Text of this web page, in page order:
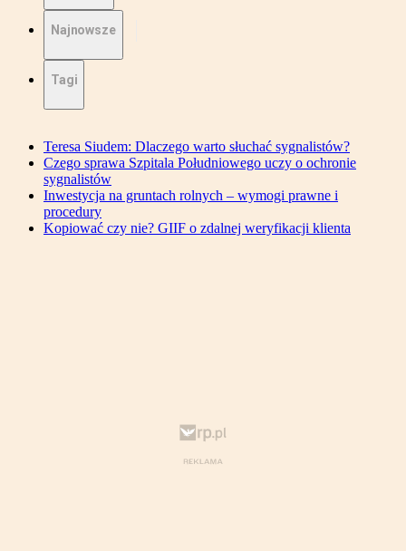
Najnowsze
Tagi
Teresa Siudem: Dlaczego warto słuchać sygnalistów?
Czego sprawa Szpitala Południowego uczy o ochronie
sygnalistów
Inwestycja na gruntach rolnych – wymogi prawne i
procedury
Kopiować czy nie? GIIF o zdalnej weryfikacji klienta